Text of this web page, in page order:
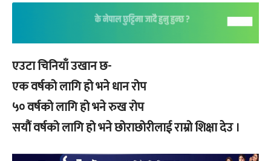
एउटा चिनियाँ उखान छ-
एक वर्षको लागि हो भने धान रोप
५० वर्षको लागि हो भने रुख रोप
सयौं वर्षको लागि हो भने छोराछोरीलाई राम्रो शिक्षा देउ ।